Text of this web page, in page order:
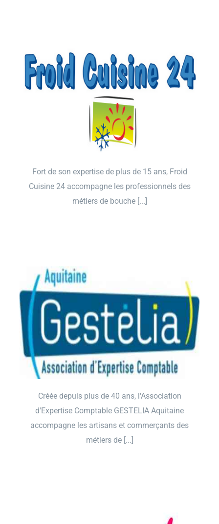
Fort de son expertise de plus de 15 ans, Froid
Cuisine 24 accompagne les professionnels des
métiers de bouche [...]
Créée depuis plus de 40 ans, l'Association
d'Expertise Comptable GESTELIA Aquitaine
accompagne les artisans et commerçants des
métiers de [...]